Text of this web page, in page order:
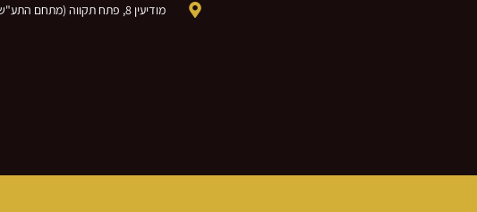
מודיעין 8, פתח תקווה (מתחם התע"ש סגולה)